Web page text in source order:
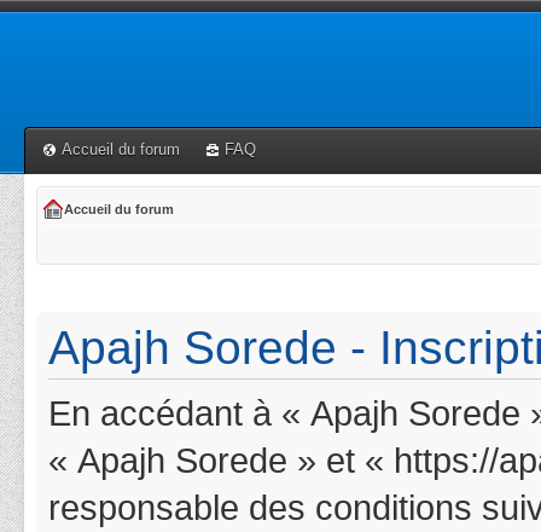
Accueil du forum FAQ
Accueil du forum
Apajh Sorede -
En accédant à « Apajh
« Apajh Sorede » et « https://
responsable des conditions